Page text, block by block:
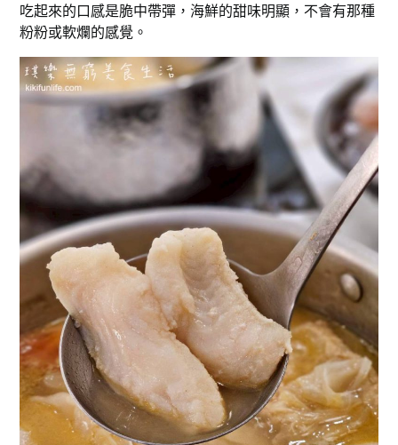
吃起來的口感是脆中帶彈，海鮮的甜味明顯，不會有那種
粉粉或軟爛的感覺。